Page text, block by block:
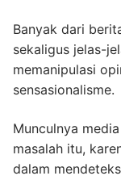
Banyak dari
sekaligus jelas-
memanipulasi
sensasionalisme.
Munculnya
masalah itu,
dalam